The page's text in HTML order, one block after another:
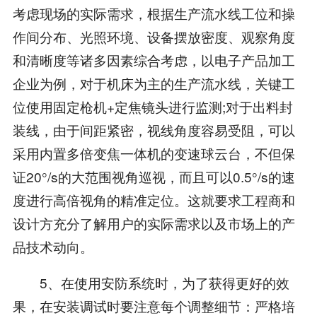
考虑现场的实际需求，根据生产流水线工位和操
作间分布、光照环境、设备摆放密度、观察角度
和清晰度等诸多因素综合考虑，以电子产品加工
企业为例，对于机床为主的生产流水线，关键工
位使用固定枪机+定焦镜头进行监测;对于出料封
装线，由于间距紧密，视线角度容易受阻，可以
采用内置多倍变焦一体机的变速球云台，不但保
证20°/s的大范围视角巡视，而且可以0.5°/s的速
度进行高倍视角的精准定位。这就要求工程商和
设计方充分了解用户的实际需求以及市场上的产
品技术动向。
5、在使用安防系统时，为了获得更好的效
果，在安装调试时要注意每个调整细节：严格培